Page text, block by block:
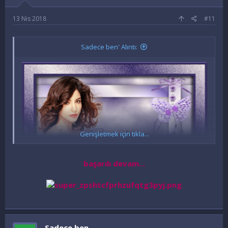
:
13 Nis 2018 #11
Sadece ben' Alıntı:
Genişletmek için tıkla...
başarılı devam...